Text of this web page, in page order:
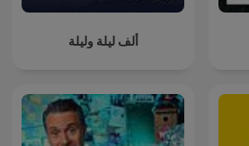
ألف ليلة وليلة